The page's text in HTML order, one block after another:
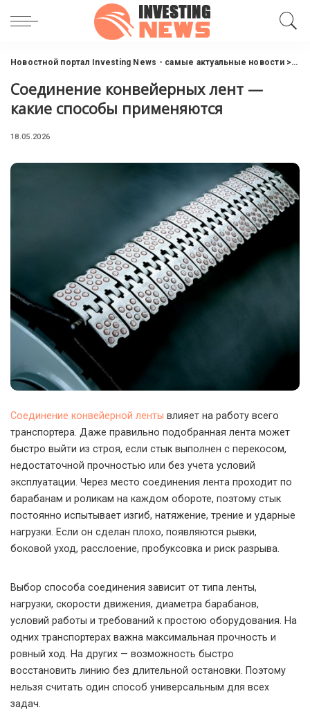
Новостной портал Investing News - самые актуальные новости>
Соединение конвейерных лент —
какие способы применяются
18.05.2026
Соединение конвейерной ленты влияет на работу всего
транспортера. Даже правильно подобранная лента может
быстро выйти из строя, если стык выполнен с перекосом,
недостаточной прочностью или без учета условий
эксплуатации. Через место соединения лента проходит по
барабанам и роликам на каждом обороте, поэтому стык
постоянно испытывает изгиб, натяжение, трение и ударные
нагрузки. Если он сделан плохо, появляются рывки,
боковой уход, расслоение, пробуксовка и риск разрыва.
Выбор способа соединения зависит от типа ленты,
нагрузки, скорости движения, диаметра барабанов,
условий работы и требований к простою оборудования. На
одних транспортерах важна максимальная прочность и
ровный ход. На других — возможность быстро
восстановить линию без длительной остановки. Поэтому
нельзя считать один способ универсальным для всех
задач.